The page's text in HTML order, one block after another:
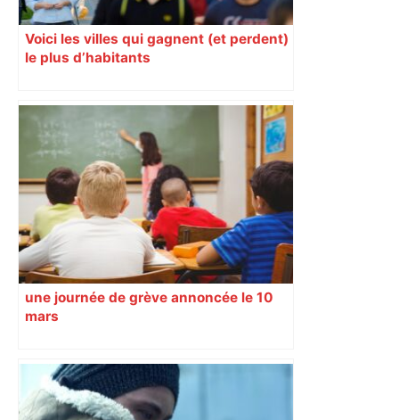
Voici les villes qui gagnent (et perdent)
le plus d’habitants
une journée de grève annoncée le 10
mars